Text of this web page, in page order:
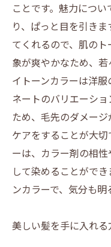
ことです。魅力につ
り、ぱっと目を引き
てくれるので、肌の
象が爽やかなため、
イトーンカラーは洋
ネートのバリエーシ
ため、毛先のダメー
ケアをすることが大
ーは、カラー剤の相
して染めることがで
ンカラーで、気分も明
美しい髪を手に入れる